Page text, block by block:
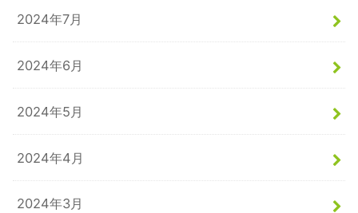
2024年7月
2024年6月
2024年5月
2024年4月
2024年3月